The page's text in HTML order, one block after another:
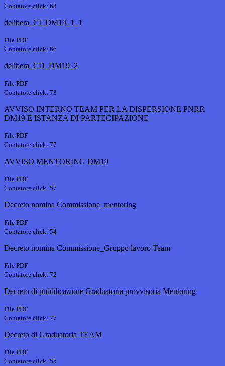
Contatore click: 63
delibera_CI_DM19_1_1
File PDF
Contatore click: 66
delibera_CD_DM19_2
File PDF
Contatore click: 73
AVVISO INTERNO TEAM PER LA DISPERSIONE PNRR
DM19 E ISTANZA DI PARTECIPAZIONE
File PDF
Contatore click: 77
AVVISO MENTORING DM19
File PDF
Contatore click: 57
Decreto nomina Commissione_mentoring
File PDF
Contatore click: 54
Decreto nomina Commissione_Gruppo lavoro Team
File PDF
Contatore click: 72
Decreto di pubblicazione Graduatoria provvisoria Mentoring
File PDF
Contatore click: 77
Decreto di Graduatoria TEAM
File PDF
Contatore click: 55